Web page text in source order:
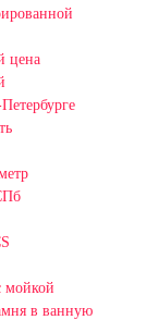
цена
мойкой
в ванную